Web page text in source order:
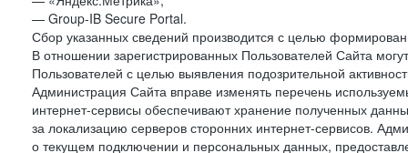
— Group-IB Secure Portal.
Сбор указанных сведений производится с целью
В отношении зарегистрированных Пользователей Сайта
Пользователей с целью выявления подозрительной
Администрация Сайта вправе изменять перечень
интернет-сервисы обеспечивают хранение полученных
за локализацию серверов сторонних интернет-сервисов.
о текущем подключении и персональных данных,